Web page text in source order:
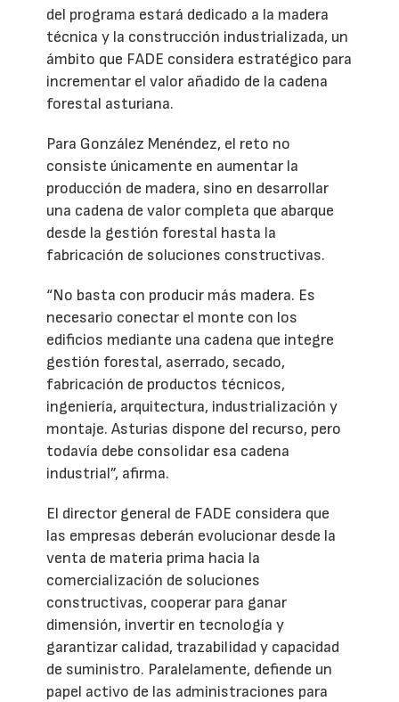
del programa estará dedicado a la madera
técnica y la construcción industrializada, un
ámbito que FADE considera estratégico para
incrementar el valor añadido de la cadena
forestal asturiana.
Para González Menéndez, el reto no
consiste únicamente en aumentar la
producción de madera, sino en desarrollar
una cadena de valor completa que abarque
desde la gestión forestal hasta la
fabricación de soluciones constructivas.
“No basta con producir más madera. Es
necesario conectar el monte con los
edificios mediante una cadena que integre
gestión forestal, aserrado, secado,
fabricación de productos técnicos,
ingeniería, arquitectura, industrialización y
montaje. Asturias dispone del recurso, pero
todavía debe consolidar esa cadena
industrial”, afirma.
El director general de FADE considera que
las empresas deberán evolucionar desde la
venta de materia prima hacia la
comercialización de soluciones
constructivas, cooperar para ganar
dimensión, invertir en tecnología y
garantizar calidad, trazabilidad y capacidad
de suministro. Paralelamente, defiende un
papel activo de las administraciones para